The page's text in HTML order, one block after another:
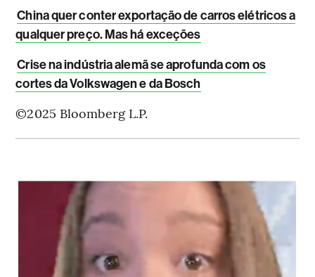
China quer conter exportação de carros elétricos a
qualquer preço. Mas há exceções
Crise na indústria alemã se aprofunda com os
cortes da Volkswagen e da Bosch
©2025 Bloomberg L.P.